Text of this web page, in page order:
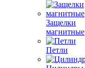
Защелки
магнитные
Петли